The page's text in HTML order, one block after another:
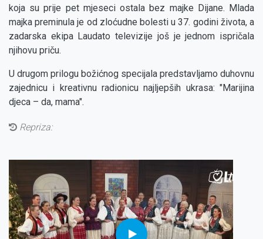
koja su prije pet mjeseci ostala bez majke Dijane. Mlada
majka preminula je od zloćudne bolesti u 37. godini života, a
zadarska ekipa Laudato televizije još je jednom ispričala
njihovu priču.
U drugom prilogu božićnog specijala predstavljamo duhovnu
zajednicu i kreativnu radionicu najljepših ukrasa: "Marijina
djeca – da, mama".
Repriza: